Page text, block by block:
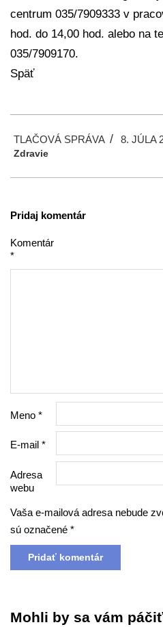
centrum 035/7909333 v
hod. do 14,00 hod. alebo na
035/7909170.
Späť
07-
08
TLAČOVÁ SPRÁVA 8. JÚLA
Zdravie
Pridaj komentár
Komentár
*
Meno *
E-mail *
Adresa
webu
Vaša e-mailová adresa nebude
sú označené *
Mohli by sa vám